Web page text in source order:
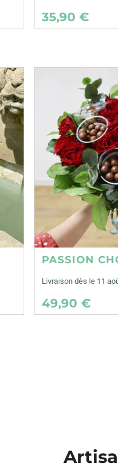
35,90 €
PASSION
Livraison dès le 11
49,90 €